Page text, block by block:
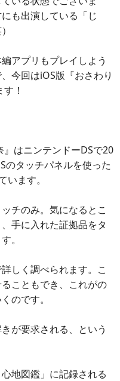
も出演している「じ
アプリもプレイしよう
今回はiOS版『おさわり
！
はニンテンドーDSで20
のタッチパネルを使った
ます。
チのみ。気になるとこ
手に入れた証拠品をタ
。
しく調べられます。こ
こともでき、これがの
のです。
が要求される、という
地図鑑」に記録される